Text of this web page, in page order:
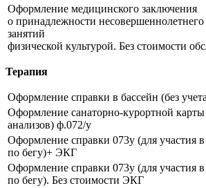
Оформление медицинского заключения
о принадлежности
занятий
физической культурой. Без стоимости
Терапия
Оформление справки в бассейн (без
Оформление санаторно-курортной карты
анализов) ф.072/у
Оформление справки 073у (для участия
по бегу)+ ЭКГ
Оформление справки 073у (для участия
по бегу). Без стоимости ЭКГ